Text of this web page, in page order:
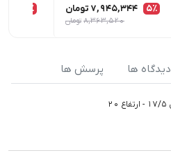
5٪ 7,945,344 تومان
8,363,520 تومان
5٪
دیدگاه ها پرسش ها